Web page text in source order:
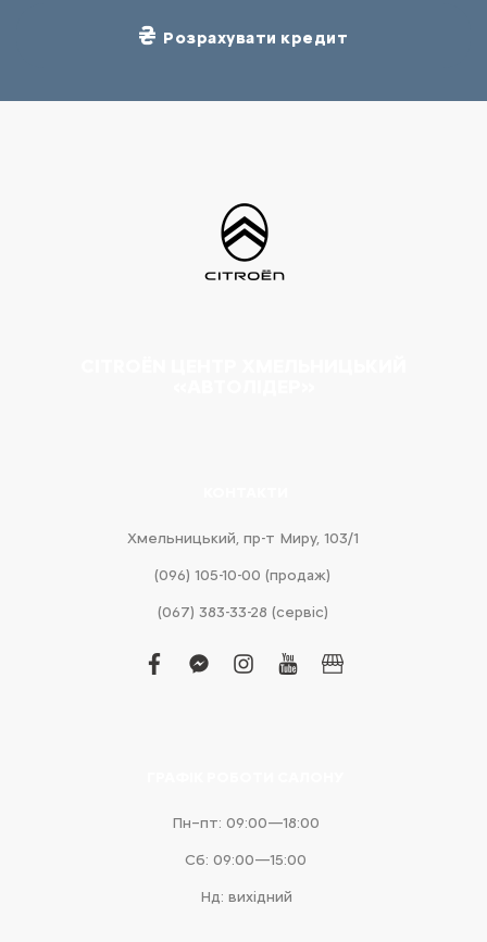
Розрахувати кредит
Хмельницький, пр-т Миру, 103/1
(096) 105-10-00 (продаж)
(067) 383-33-28 (сервіс)
facebook
facebook-
instagram
youtubebusiness
Пн–пт: 09:00—18:00
Сб: 09:00—15:00
Нд: вихідний